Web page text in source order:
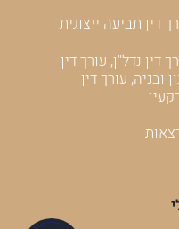
דין תביעה ייצוגית
דין נדל"ן, עורך דין
ובניה, עורך דין